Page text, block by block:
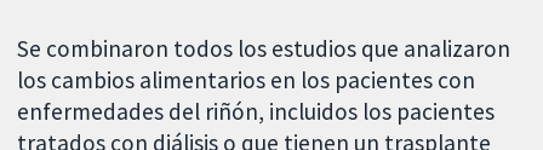
Se combinaron todos los estudios que analizaron
los cambios alimentarios en los pacientes con
enfermedades del riñón, incluidos los pacientes
tratados con diálisis o que tienen un trasplante